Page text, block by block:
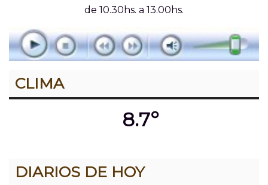
de 10.30hs. a 13.00hs.
CLIMA
8.7º
DIARIOS DE HOY